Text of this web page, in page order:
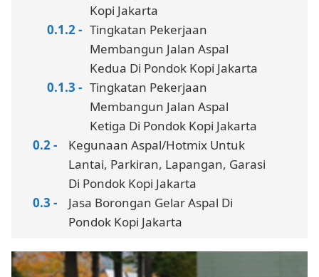
Kopi Jakarta
Tingkatan Pekerjaan
Membangun Jalan Aspal
Kedua Di Pondok Kopi Jakarta
Tingkatan Pekerjaan
Membangun Jalan Aspal
Ketiga Di Pondok Kopi Jakarta
Kegunaan Aspal/Hotmix Untuk
Lantai, Parkiran, Lapangan, Garasi
Di Pondok Kopi Jakarta
Jasa Borongan Gelar Aspal Di
Pondok Kopi Jakarta